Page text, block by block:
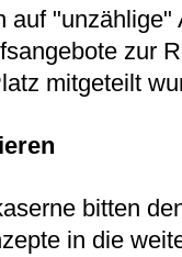
auf
zur
mitgeteilt
bitten
in die